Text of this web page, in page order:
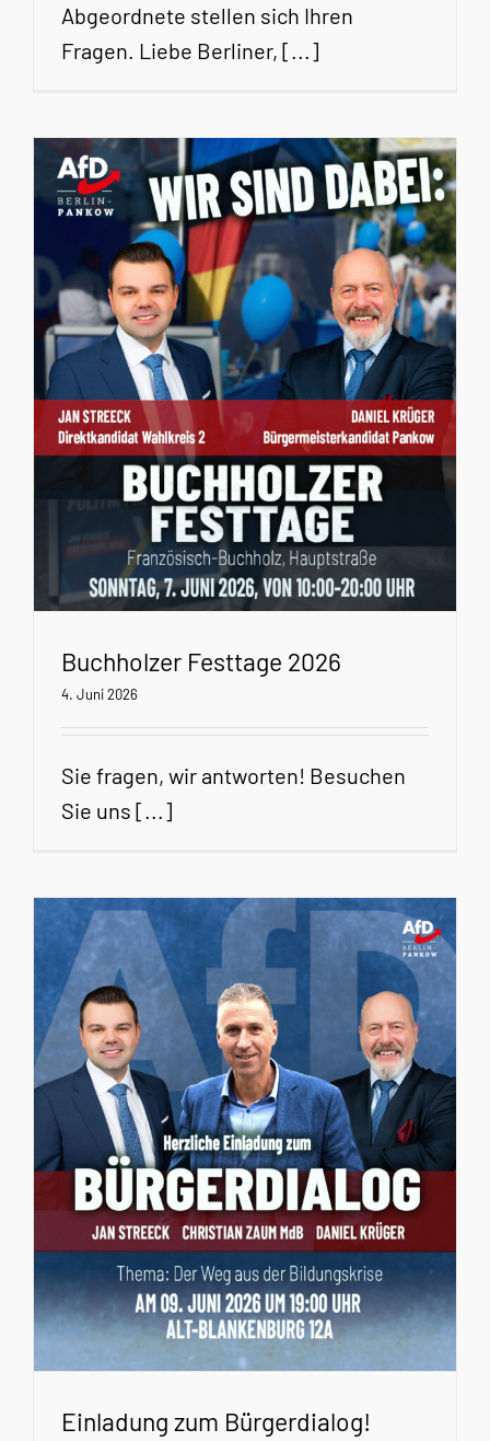
Abgeordnete stellen sich Ihren
Fragen. Liebe Berliner, [...]
Buchholzer Festtage 2026
4. Juni 2026
Sie fragen, wir antworten! Besuchen
Sie uns [...]
Einladung zum Bürgerdialog!